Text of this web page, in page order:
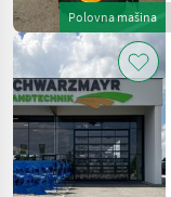
Polovna mašina